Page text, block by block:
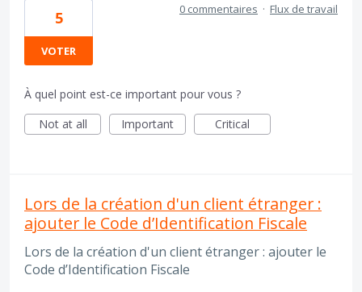
5
VOTER
0 commentaires · Flux de travail
À quel point est-ce important pour vous ?
Not at all
Important Critical
Lors de la création d'un client étranger :
ajouter le Code d’Identification Fiscale
Lors de la création d'un client étranger : ajouter le
Code d’Identification Fiscale